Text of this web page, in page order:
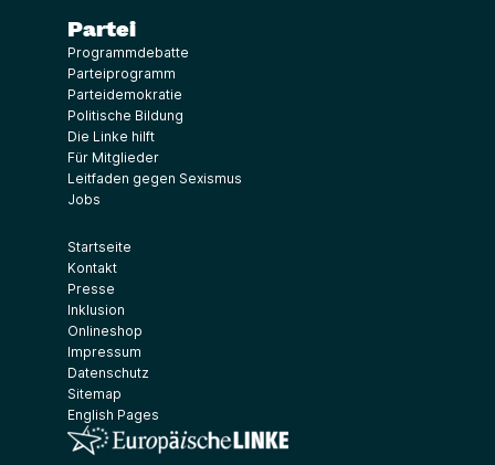
Partei
Programmdebatte
Parteiprogramm
Parteidemokratie
Politische Bildung
Die Linke hilft
Für Mitglieder
Leitfaden gegen Sexismus
Jobs
Startseite
Kontakt
Presse
Inklusion
Onlineshop
Impressum
Datenschutz
Sitemap
English Pages
(Link öffnet ein neues Fenster)